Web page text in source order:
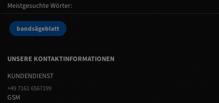
Meistgesuchte Wörter:
bandsägeblatt
UNSERE KONTAKTINFORMATIONEN
KUNDENDIENST
+49 7161 6567199
GSM